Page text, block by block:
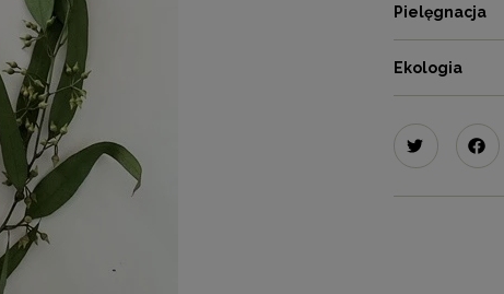
Pielęgnacja
Ekologia